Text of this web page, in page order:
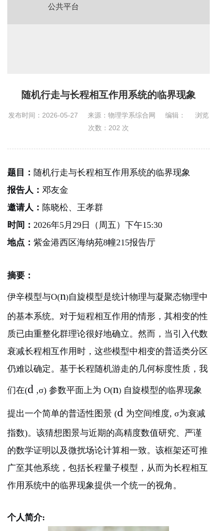
公共平台
随机行走与长程相互作用系统的临界现象
发布时间：2026-05-27 来源：物理学系综合网 编辑：
浏览
次数： 202 次
题目： 随机行走与长程相互作用系统的临界现象
报告人： 邓友金
邀请人： 陈晓松、王孝群
时间： 2026年5月29日（周五）下午15:30
地点： 紫金港西区海纳苑8幢215报告厅
摘要：
伊辛模型与O(n)自旋模型是统计物理与凝聚态物理中
的基本系统。对于短程相互作用的情形，其相变的性
质已由重整化群理论很好地确立。然而，当引入代数
衰减长程相互作用时，这些模型中相变的普适类分区
仍难以确定。基于长程随机游走的几何标度性质，我
们在(d ,σ) 参数平面上为 O(n) 自旋模型的临界现象
提出一个简单的普适性图景 (d 为空间维度, σ为衰减
指数)。该猜想图景与近期的高精度数值研究、严谨
的数学证明以及微扰场论计算相一致。该框架还可推
广至其他系统，包括长程量子模型，从而为长程相互
作用系统中的临界现象提供一个统一的视角。
个人简介: